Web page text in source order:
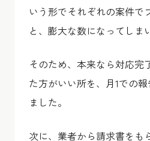
いう形でそれぞれの案件で
と、膨大な数になってしま
そのため、本来なら対応完
た方がいい所を、月1での
ました。
次に、業者から請求書をも